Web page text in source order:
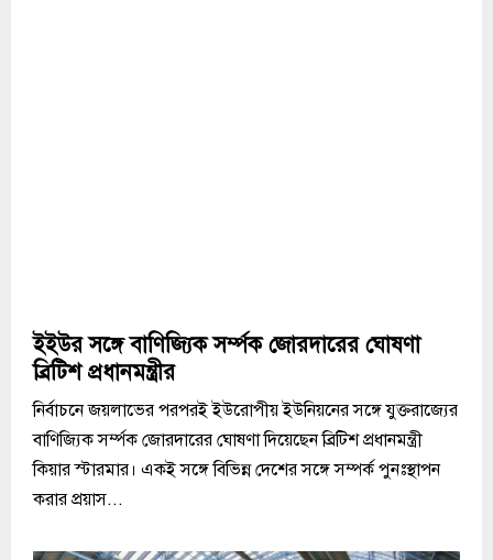
ইইউর সঙ্গে বাণিজ্যিক সর্ম্পক জোরদারের ঘোষণা
ব্রিটিশ প্রধানমন্ত্রীর
নির্বাচনে জয়লাভের পরপরই ইউরোপীয় ইউনিয়নের সঙ্গে যুক্তরাজ্যের
বাণিজ্যিক সর্ম্পক জোরদারের ঘোষণা দিয়েছেন ব্রিটিশ প্রধানমন্ত্রী
কিয়ার স্টারমার। একই সঙ্গে বিভিন্ন দেশের সঙ্গে সম্পর্ক পুনঃস্থাপন
করার প্রয়াস...